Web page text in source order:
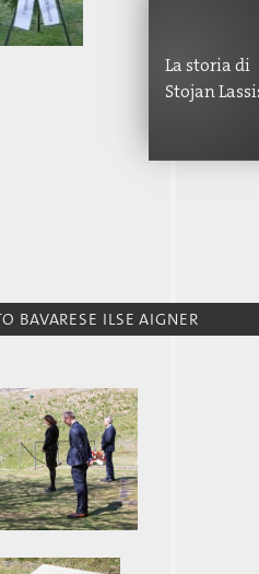
BAVARESE ILSE AIGNER
Stojan